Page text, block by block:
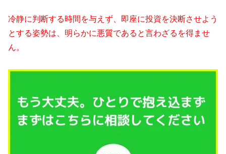
冷静に判断する時間を与えず、即座に投資を決断させよう
とする姿勢は、明らかに悪質であると言わざるを得ませ
ん。